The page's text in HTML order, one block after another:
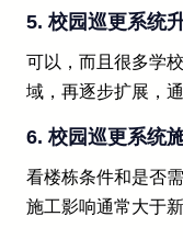
5. 校园巡更系统
可以，而且很多学
域，再逐步扩展，
6. 校园巡更系统
看楼栋条件和是否
施工影响通常大于新